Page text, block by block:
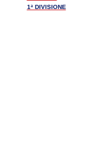
1ª DIVISIONE